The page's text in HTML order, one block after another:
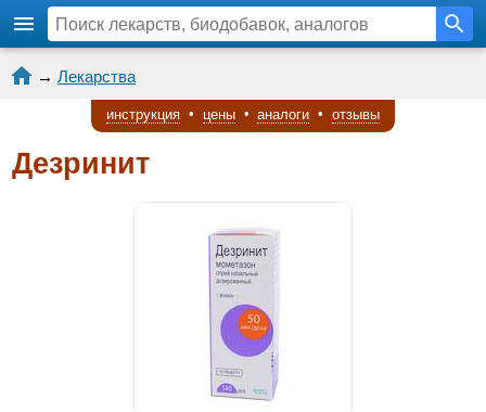
→ Лекарства
инструкция • цены • аналоги • отзывы
Дезринит